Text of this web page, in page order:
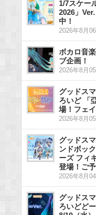
1/7スケー
2026」
中！
2026年8月
ボカロ音
ブ企画！
2026年8月
グッドス
ろいど 「
場！フェ
2026年8月
グッドス
ンドボッ
ーズ フィ
登場！ご
2026年8月
グッドス
ろいどど